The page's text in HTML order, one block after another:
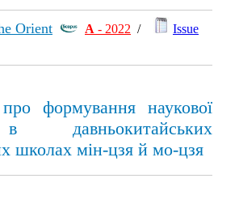
Orient А - 2022 /
Issue
формування наукової
давньокитайських
школах мін-цзя й мо-цзя